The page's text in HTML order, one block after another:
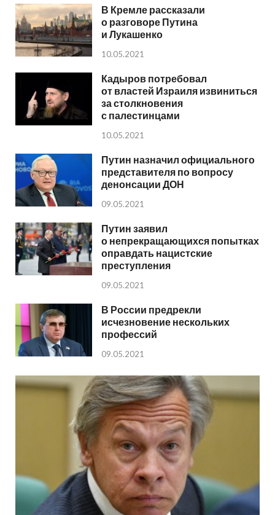
В Кремле рассказали
о разговоре Путина
и Лукашенко
10.05.2021
Кадыров потребовал
от властей Израиля извиниться
за столкновения
с палестинцами
10.05.2021
Путин назначил официального
представителя по вопросу
денонсации ДОН
09.05.2021
Путин заявил
о непрекращающихся попытках
оправдать нацистские
преступления
09.05.2021
В России предрекли
исчезновение нескольких
профессий
09.05.2021